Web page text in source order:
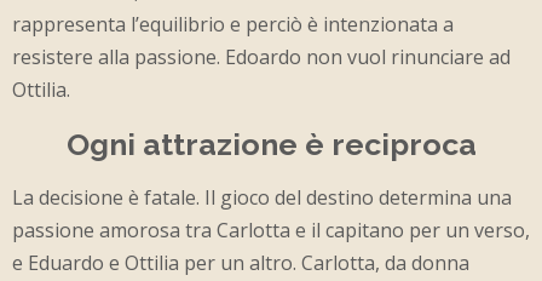
rappresenta l’equilibrio e perciò è intenzionata a
resistere alla passione. Edoardo non vuol rinunciare ad
Ottilia.
Ogni attrazione è reciproca
La decisione è fatale. Il gioco del destino determina una
passione amorosa tra Carlotta e il capitano per un verso,
e Eduardo e Ottilia per un altro. Carlotta, da donna